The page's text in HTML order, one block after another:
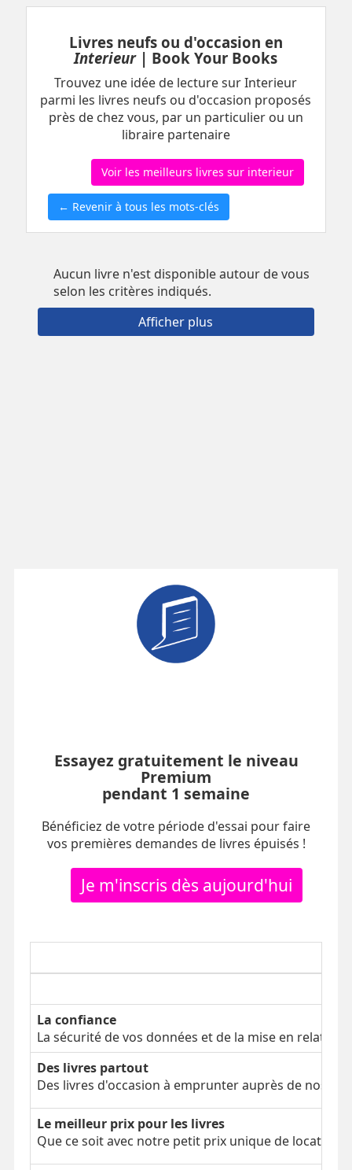
Livres neufs ou d'occasion en
Interieur| Book Your Books
Trouvez une idée de lecture sur Interieur
parmi les livres neufs ou d'occasion proposés
près de chez vous, par un particulier ou un
libraire partenaire
Voir les meilleurs livres sur interieur
← Revenir à tous les mots-clés
Aucun livre n'est disponible autour de vous
selon les critères indiqués.
Afficher plus
Essayez gratuitement le niveau
Premium
pendant 1 semaine
Bénéficiez de votre période d'essai pour faire
vos premières demandes de livres épuisés !
Je m'inscris dès aujourd'hui
La confiance
La sécurité de vos données et de la mise en relation
Des livres partout
Des livres d'occasion à emprunter auprès de nos
Le meilleur prix pour les livres
Que ce soit avec notre petit prix unique de location